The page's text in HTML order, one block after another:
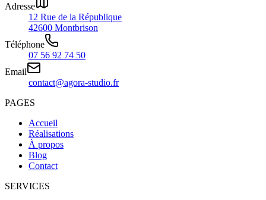
Adresse
12 Rue de la République
42600 Montbrison
Téléphone
07 56 92 74 50
Email
contact@agora-studio.fr
PAGES
Accueil
Réalisations
À propos
Blog
Contact
SERVICES